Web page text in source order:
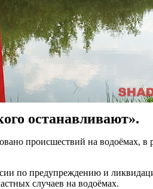
останавливают».
происшествий на водоёмах,
по предупреждению и
случаев на водоёмах.